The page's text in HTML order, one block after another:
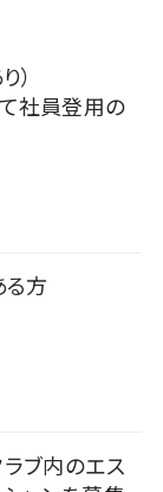
）
社員登用の
る方
ブ内のエス